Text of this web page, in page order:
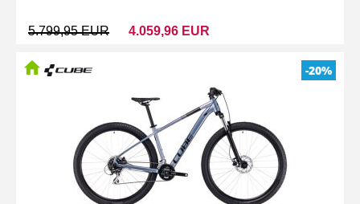
5.799,95 EUR 4.059,96 EUR
-20%